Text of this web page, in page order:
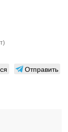
Отправить